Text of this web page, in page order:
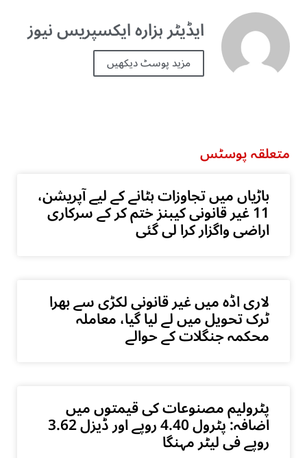
ایڈیٹر ہزارہ ایکسپریس نیوز
مزید پوسٹ دیکھیں
متعلقہ پوسٹس
باڑیاں میں تجاوزات ہٹانے کے لیے آپریشن،
11 غیر قانونی کیبنز ختم کر کے سرکاری
اراضی واگزار کرا لی گئی
لاری اڈہ میں غیر قانونی لکڑی سے بھرا
ٹرک تحویل میں لے لیا گیا، معاملہ
محکمہ جنگلات کے حوالے
پٹرولیم مصنوعات کی قیمتوں میں
اضافہ: پٹرول 4.40 روپے اور ڈیزل 3.62
روپے فی لیٹر مہنگا